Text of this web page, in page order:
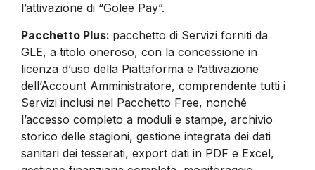
l’attivazione di “Golee Pay”.
Pacchetto Plus: pacchetto di Servizi forniti da
GLE, a titolo oneroso, con la concessione in
licenza d’uso della Piattaforma e l’attivazione
dell’Account Amministratore, comprendente tutti i
Servizi inclusi nel Pacchetto Free, nonché
l’accesso completo a moduli e stampe, archivio
storico delle stagioni, gestione integrata dei dati
sanitari dei tesserati, export dati in PDF e Excel,